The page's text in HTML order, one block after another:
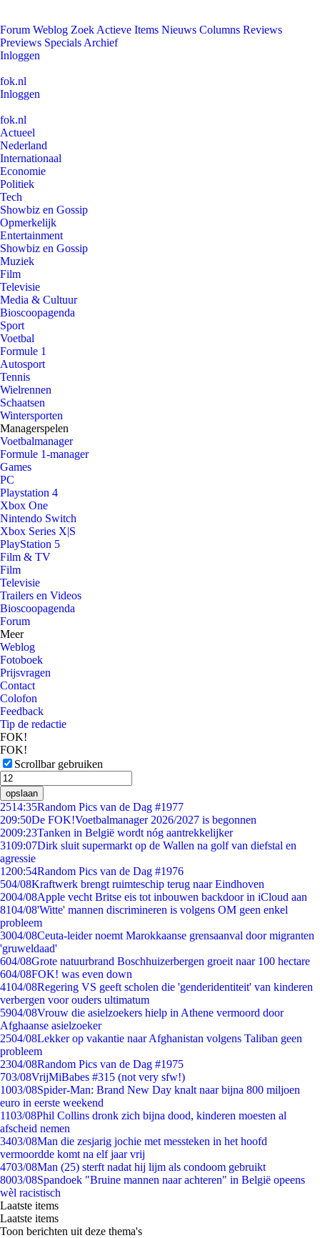
Forum Weblog Zoek Actieve Items Nieuws Columns Reviews
Previews Specials Archief
Inloggen
fok.nl
Inloggen
fok.nl
Actueel
Nederland
Internationaal
Economie
Politiek
Tech
Showbiz en Gossip
Opmerkelijk
Entertainment
Showbiz en Gossip
Muziek
Film
Televisie
Media & Cultuur
Bioscoopagenda
Sport
Voetbal
Formule 1
Autosport
Tennis
Wielrennen
Schaatsen
Wintersporten
Managerspelen
Voetbalmanager
Formule 1-manager
Games
PC
Playstation 4
Xbox One
Nintendo Switch
Xbox Series X|S
PlayStation 5
Film & TV
Film
Televisie
Trailers en Videos
Bioscoopagenda
Forum
Meer
Weblog
Fotoboek
Prijsvragen
Contact
Colofon
Feedback
Tip de redactie
FOK!
FOK!
Scrollbar gebruiken
opslaan
2514:35Random Pics van de Dag #1977
209:50De FOK!Voetbalmanager 2026/2027 is begonnen
2009:23Tanken in België wordt nóg aantrekkelijker
3109:07Dirk sluit supermarkt op de Wallen na golf van diefstal en
agressie
1200:54Random Pics van de Dag #1976
504/08Kraftwerk brengt ruimteschip terug naar Eindhoven
2004/08Apple vecht Britse eis tot inbouwen backdoor in iCloud aan
8104/08'Witte' mannen discrimineren is volgens OM geen enkel
probleem
3004/08Ceuta-leider noemt Marokkaanse grensaanval door migranten
'gruweldaad'
604/08Grote natuurbrand Boschhuizerbergen groeit naar 100 hectare
604/08FOK! was even down
4104/08Regering VS geeft scholen die 'genderidentiteit' van kinderen
verbergen voor ouders ultimatum
5904/08Vrouw die asielzoekers hielp in Athene vermoord door
Afghaanse asielzoeker
2504/08Lekker op vakantie naar Afghanistan volgens Taliban geen
probleem
2304/08Random Pics van de Dag #1975
703/08VrijMiBabes #315 (not very sfw!)
1003/08Spider-Man: Brand New Day knalt naar bijna 800 miljoen
euro in eerste weekend
1103/08Phil Collins dronk zich bijna dood, kinderen moesten al
afscheid nemen
3403/08Man die zesjarig jochie met messteken in het hoofd
vermoordde komt na elf jaar vrij
4703/08Man (25) sterft nadat hij lijm als condoom gebruikt
8003/08Spandoek "Bruine mannen naar achteren" in België opeens
wèl racistisch
Laatste items
Laatste items
Toon berichten uit deze thema's